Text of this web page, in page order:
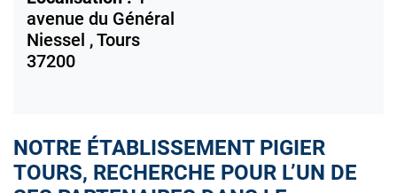
avenue du Général
Niessel ,Tours
37200
NOTRE ÉTABLISSEMENT PIGIER
TOURS, RECHERCHE POUR L’UN DE